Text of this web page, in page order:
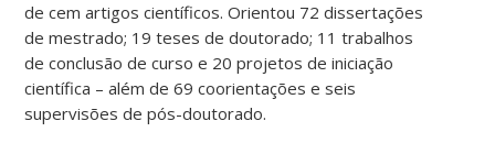
de cem artigos científicos. Orientou 72 dissertações
de mestrado; 19 teses de doutorado; 11 trabalhos
de conclusão de curso e 20 projetos de iniciação
científica – além de 69 coorientações e seis
supervisões de pós-doutorado.